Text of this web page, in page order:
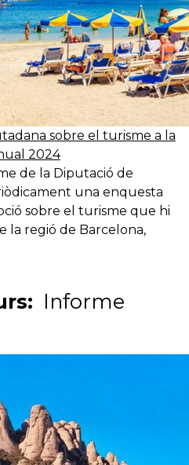
sobre el turisme a la
2024
de la Diputació de
una enquesta
sobre el turisme que hi
la regió de Barcelona,
Informe